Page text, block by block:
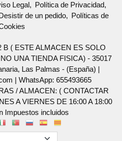
Legal
Política de Privacidad
de un pedido
Políticas de
B ( ESTE ALMACEN ES SOLO
UNA TIENDA FISICA) - 35017
Las Palmas - (España) |
| WhatsApp: 655493665
/ ALMACEN: ( CONTACTAR
A VIERNES DE 16:00 A 18:00
Impuestos incluidos